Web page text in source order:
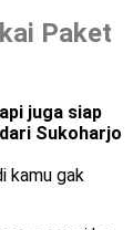
Paket
juga siap
Sukoharjo
kamu gak